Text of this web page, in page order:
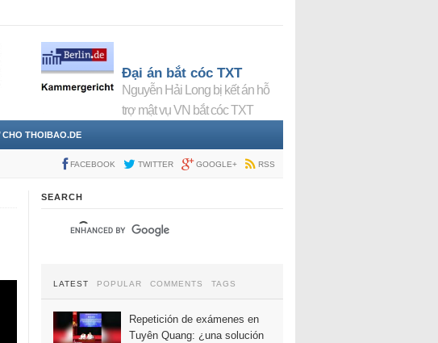
Đại án bắt cóc TXT
Nguyễn Hải Long bị kết án hỗ
trợ mật vụ VN bắt cóc TXT
CHO THOIBAO.DE
FACEBOOK TWITTER GOOGLE+ RSS
SEARCH
LATEST POPULAR COMMENTS TAGS
Repetición de exámenes en
Tuyên Quang: ¿una solución